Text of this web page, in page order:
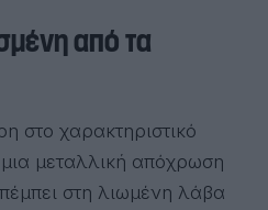
από τα
στο χαρακτηριστικό
, μια μεταλλική απόχρωση
στη λιωμένη λάβα